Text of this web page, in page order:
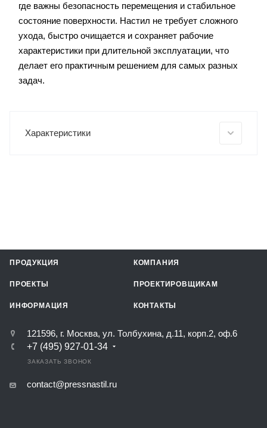
где важны безопасность перемещения и стабильное
состояние поверхности. Настил не требует сложного
ухода, быстро очищается и сохраняет рабочие
характеристики при длительной эксплуатации, что
делает его практичным решением для самых разных
задач.
Характеристики
ПРОДУКЦИЯ КОМПАНИЯ
ПРОЕКТЫ ПРОЕКТИРОВЩИКАМ
ИНФОРМАЦИЯ КОНТАКТЫ
121596, г. Москва, ул. Толбухина, д.11, корп.2, оф.6
+7 (495) 927-01-34
ЗАКАЗАТЬ ЗВОНОК
contact@pressnastil.ru